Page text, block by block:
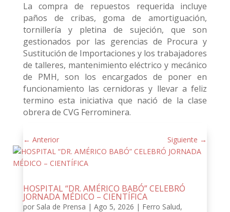
La compra de repuestos requerida incluye
paños de cribas, goma de amortiguación,
tornillería y pletina de sujeción, que son
gestionados por las gerencias de Procura y
Sustitución de Importaciones y los trabajadores
de talleres, mantenimiento eléctrico y mecánico
de PMH, son los encargados de poner en
funcionamiento las cernidoras y llevar a feliz
termino esta iniciativa que nació de la clase
obrera de CVG Ferrominera.
← Anterior Siguiente →
HOSPITAL “DR. AMÉRICO BABÓ” CELEBRÓ
JORNADA MÉDICO – CIENTÍFICA
por Sala de Prensa | Ago 5, 2026 | Ferro Salud,